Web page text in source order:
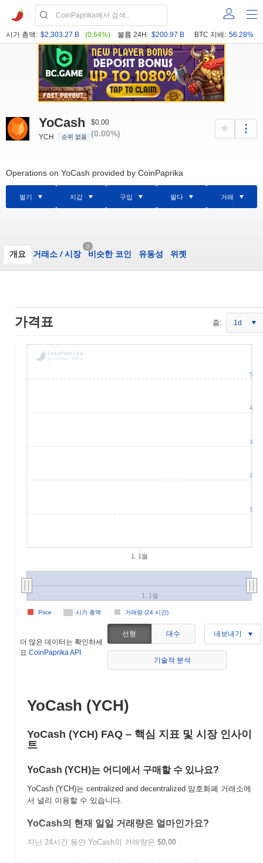
시가 총액: $2,303.27 B (0.64%) 볼륨 24H: $200.97 B BTC 지배: 56.28%
YoCash
YCH 순위 없음
$0.00
(0.00%)
Operations on YoCash provided by CoinPaprika
벌기 지갑 구입 팔다 거래
개요 거래소 /시장
0
비슷한 코인 유동성 위젯
가격표 줌: 1d
1. 1월
시가 총액 거래량 (24 시간)
Price
1. 1월
1
2
3
4
5
더 많은 데이터는 확인하세
요 CoinPaprika API
선형 대수 내보내기
기술적 분석
YoCash (YCH)
YoCash (YCH) FAQ – 핵심 지표 및 시장 인사이
트
YoCash (YCH)는 어디에서 구매할 수 있나요?
YoCash (YCH)는 centralized and decentralized 암호화폐 거래소에
서 널리 이용할 수 있습니다.
YoCash의 현재 일일 거래량은 얼마인가요?
지난 24시간 동안 YoCash의 거래량은 $0.00 .